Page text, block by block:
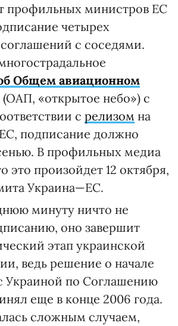
профильных министров ЕС
четырех
с соседями.
Общем авиационном
(ОАП, «открытое небо») с
с релизом на
подписание должно
В профильных медиа
это произойдет 12 октября,
Украина—ЕС.
минуту ничто не
оно завершит
этап украинской
ведь решение о начале
Украиной по Соглашению
еще в конце 2006 года.
сложным случаем,